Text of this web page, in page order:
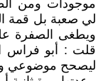
موجودات ومن
لي صعبة بل قمة
ويطغى الصفرة
قلت : أبو فراس
ليصحح موضوعي